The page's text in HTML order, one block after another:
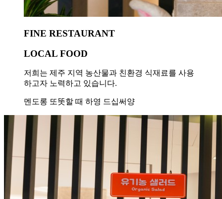
FINE RESTAURANT
LOCAL FOOD
저희는 제주 지역 농산물과 친환경 식재료를 사용
하고자 노력하고 있습니다.
멘도롱 또똣할 때 하영 드십써양